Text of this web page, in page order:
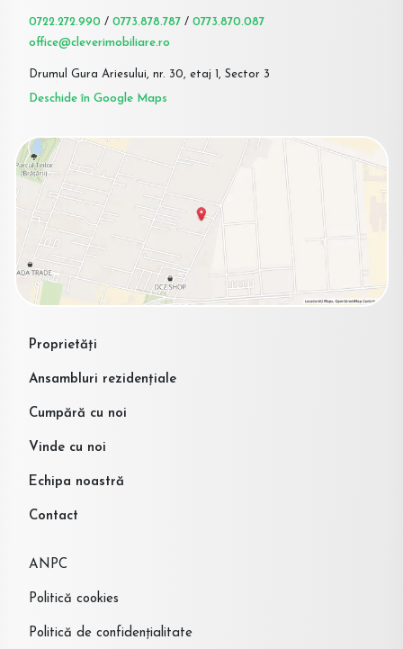
0722.272.990 / 0773.878.787 / 0773.870.087
office@cleverimobiliare.ro
Drumul Gura Ariesului, nr. 30, etaj 1, Sector 3
Deschide în Google Maps
Proprietăți
Ansambluri rezidențiale
Cumpără cu noi
Vinde cu noi
Echipa noastră
Contact
ANPC
Politică cookies
Politică de confidențialitate